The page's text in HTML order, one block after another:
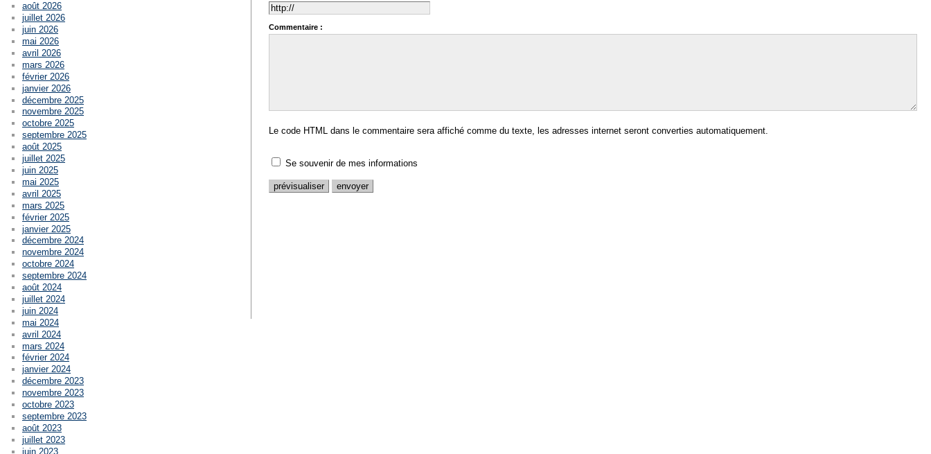
Commentaire :
Le code HTML dans le commentaire sera affiché comme du texte, les adresses internet seront converties automatiquement.
Se souvenir de mes informations
août 2026
juillet 2026
juin 2026
mai 2026
avril 2026
mars 2026
février 2026
janvier 2026
décembre 2025
novembre 2025
octobre 2025
septembre 2025
août 2025
juillet 2025
juin 2025
mai 2025
avril 2025
mars 2025
février 2025
janvier 2025
décembre 2024
novembre 2024
octobre 2024
septembre 2024
août 2024
juillet 2024
juin 2024
mai 2024
avril 2024
mars 2024
février 2024
janvier 2024
décembre 2023
novembre 2023
octobre 2023
septembre 2023
août 2023
juillet 2023
juin 2023